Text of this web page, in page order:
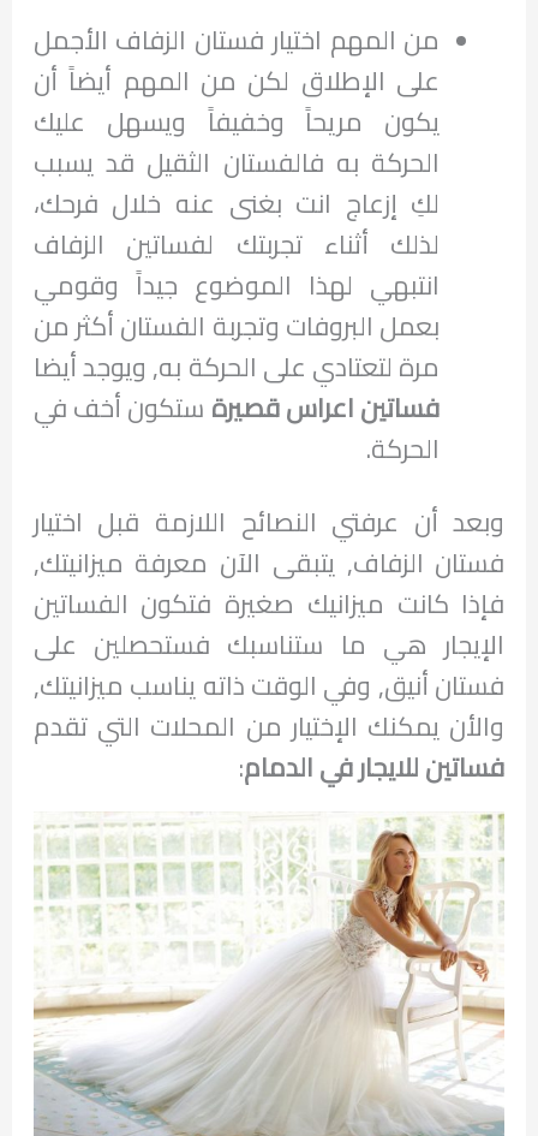
من المهم اختيار فستان الزفاف الأجمل
على الإطلاق لكن من المهم أيضاً أن
يكون مريحاً وخفيفاً ويسهل عليك
الحركة به فالفستان الثقيل قد يسبب
لكِ إزعاج انت بغنى عنه خلال فرحك،
لذلك أثناء تجربتك لفساتين الزفاف
انتبهي لهذا الموضوع جيداً وقومي
بعمل البروفات وتجربة الفستان أكثر من
مرة لتعتادي على الحركة به, ويوجد أيضا
فساتين اعراس قصيرة ستكون أخف في
الحركة.
وبعد أن عرفتي النصائح اللازمة قبل اختيار
فستان الزفاف, يتبقى الآن معرفة ميزانيتك,
فإذا كانت ميزانيك صغيرة فتكون الفساتين
الإيجار هي ما ستناسبك فستحصلين على
فستان أنيق, وفي الوقت ذاته يناسب ميزانيتك,
والأن يمكنك الإختيار من المحلات التي تقدم
فساتين للايجار في الدمام: